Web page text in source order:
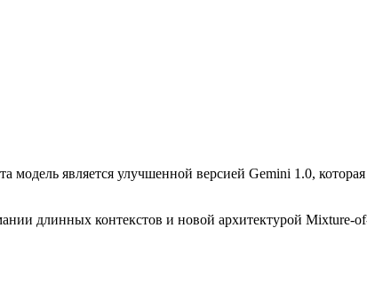
является улучшенной версией Gemini 1.0,
длинных контекстов и новой архитектурой Mixture-